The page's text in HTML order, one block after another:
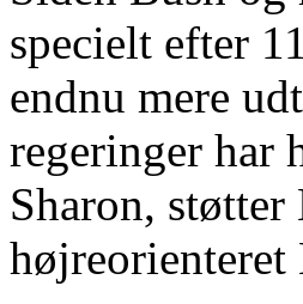
specielt efter
endnu mere
regeringer har
Sharon,